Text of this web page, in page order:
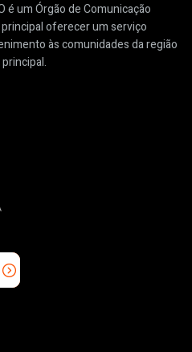
é um Órgão de Comunicação
oferecer um serviço
às comunidades da região